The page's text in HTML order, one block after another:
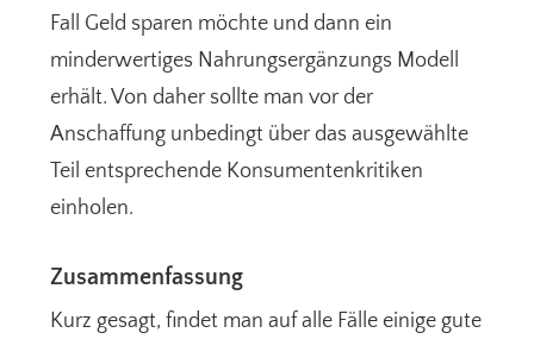
Fall Geld sparen möchte und dann ein
minderwertiges Nahrungsergänzungs Modell
erhält. Von daher sollte man vor der
Anschaffung unbedingt über das ausgewählte
Teil entsprechende Konsumentenkritiken
einholen.
Zusammenfassung
Kurz gesagt, findet man auf alle Fälle einige gute